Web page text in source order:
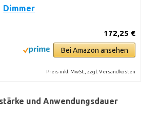
Dimmer
172,25 €
Bei Amazon ansehen
Preis inkl. MwSt., zzgl. Versandkosten
und Anwendungsdauer